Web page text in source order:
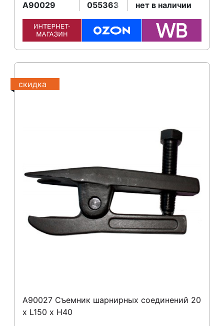
A90029 055363 нет в наличии
скидка
A90027 Съемник шарнирных соединений 20
х L150 x Н40